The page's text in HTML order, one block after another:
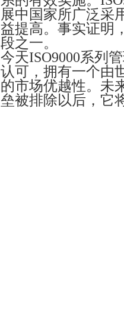
展中国家所广泛采
益提高。事实证明
段之一。
今天ISO9000系列
认可，拥有一个由
的市场优越性。未
垒被排除以后，它